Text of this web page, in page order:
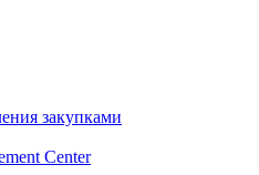
закупками
Center